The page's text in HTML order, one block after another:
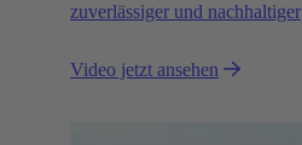
zuverlässiger und nachhaltiger
Video jetzt ansehen